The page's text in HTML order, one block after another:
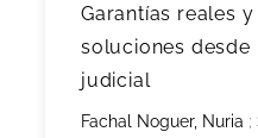
Garantías reales
soluciones desde
judicial
Fachal Noguer, Nuria ;